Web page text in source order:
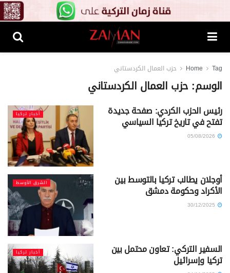
Home Tag حزب العمال الكردستاني
الوسم:حزب العمال الكردستاني
أخبار تركيا رئيس الحزب الكردي: صفحة جديدة
تفتح في تاريخ تركيا السياسي
الشرق الأوسط أوجلان يطالب تركيا بالتوسط بين
الأكراد وحكومة دمشق
أخبار تركيا السفير التركي: تعاون محتمل بين
تركيا وإسرائيل